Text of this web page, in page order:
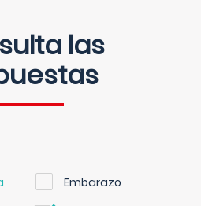
las
Embarazo